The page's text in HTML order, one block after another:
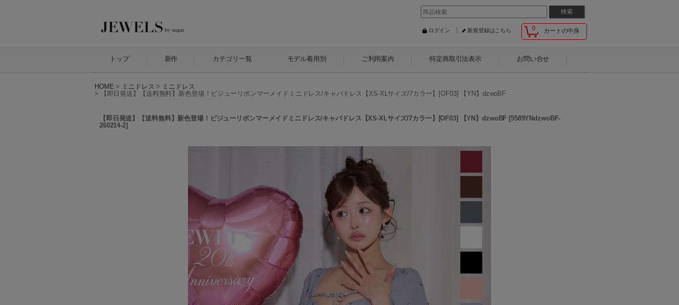
0 カートの中身
ログイン 新規登録はこちら
トップ 新作 カテゴリ一覧 モデル着用別 ご利用案内 特定商取引法表示 お問い合せ
HOME > ミニドレス > ミニドレス
>
【即日発送】【送料無料】新色登場！ビジューリボンマーメイドミニドレス/キャバドレス【XS-XLサイズ/7カラー】[OF03] 【YN】dzwoBF
【即日発送】【送料無料】新色登場！ビジューリボンマーメイドミニドレス/キャバドレス【XS-XLサイズ/7カラー】[OF03] 【YN】dzwoBF [5589YNdzwoBF-
260214-2]